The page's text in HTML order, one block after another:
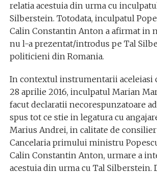
relatia acestuia din urma cu
Silberstein. Totodata, inculpatul
Calin Constantin Anton a afirmat in
nu l-a prezentat/introdus pe Tal
politicieni din Romania.
In contextul instrumentarii aceleiasi
28 aprilie 2016, inculpatul Marian
facut declaratii necorespunzatoare
spus tot ce stie in legatura cu
Marius Andrei, in calitate de
Cancelaria primului ministru
Calin Constantin Anton, urmare a
acestuia din urma cu Tal Silberstein.